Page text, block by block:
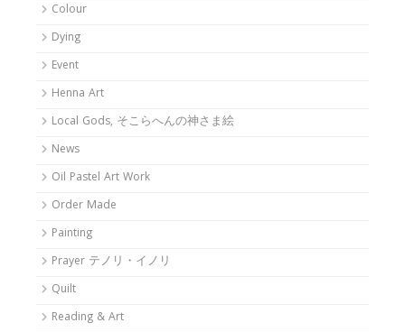
Colour
Dying
Event
Henna Art
Local Gods, そこらへんの神さま絵
News
Oil Pastel Art Work
Order Made
Painting
Prayer テノリ・イノリ
Quilt
Reading & Art